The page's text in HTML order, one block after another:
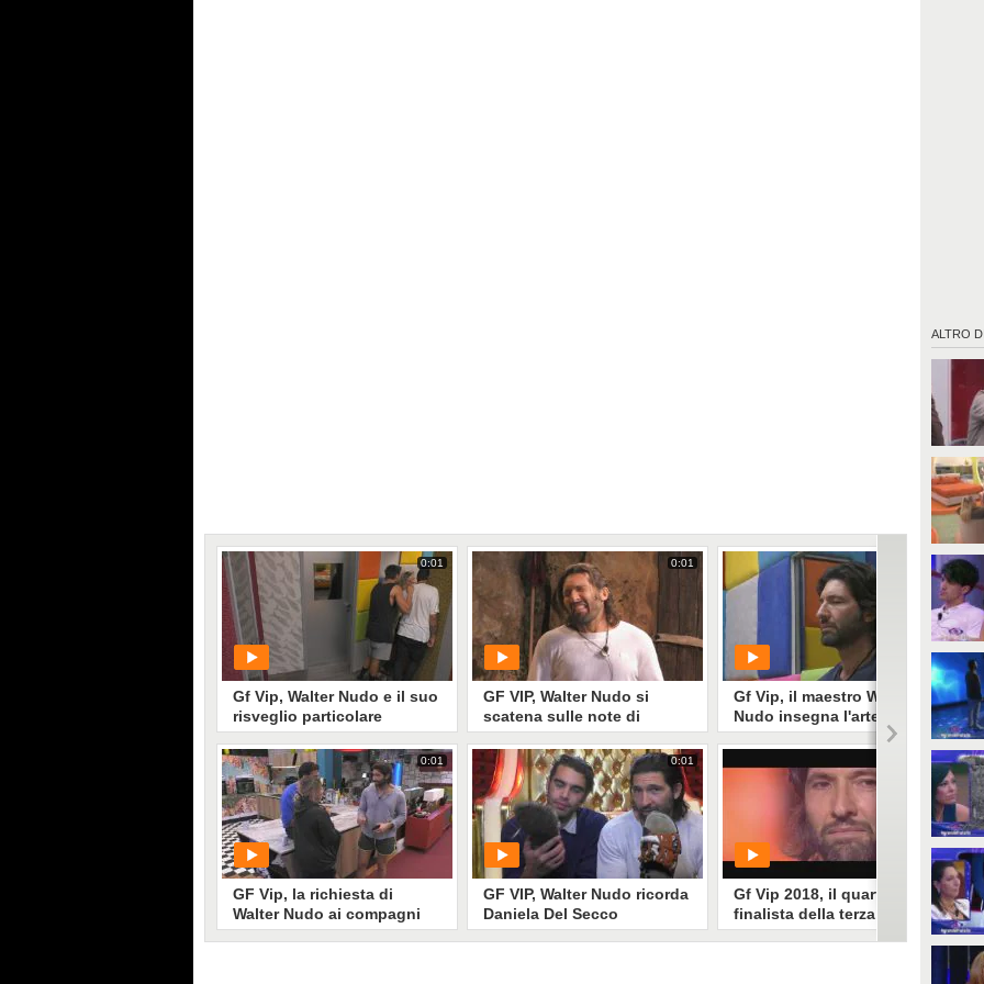
ALTRO DI
0:01
Gf Vip, Walter Nudo e il suo
risveglio particolare
PLAY
113• di Mediaset
0:01
GF Vip, la richiesta di
Walter Nudo ai compagni
0:01
GF VIP, Walter Nudo si
scatena sulle note di
"Ancora"
PLAY
3820• di Mediaset
0:01
GF VIP, Walter Nudo ricorda
Daniela Del Secco
D'Aragona
0:01
Gf Vip, il maestro Walter
Nudo insegna l'arte della
meditazione
152 • di Mediaset
0:01
Gf Vip 2018, il quarto
finalista della terza
edizione è Walter Nudo